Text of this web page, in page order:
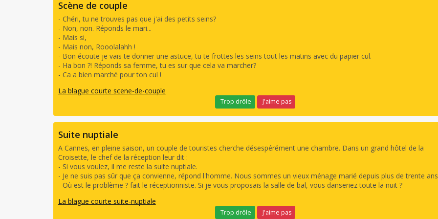
Scène de couple
- Chéri, tu ne trouves pas que j'ai des petits seins?
- Non, non. Réponds le mari...
- Mais si,
- Mais non, Rooolalahh !
- Bon écoute je vais te donner une astuce, tu te frottes les seins tout les matins avec du papier cul.
- Ha bon ?! Réponds sa femme, tu es sur que cela va marcher?
- Ca a bien marché pour ton cul !
La blague courte scene-de-couple
Trop drôle J'aime pas
Suite nuptiale
A Cannes, en pleine saison, un couple de touristes cherche désespérément une chambre. Dans un grand hôtel de la
Croisette, le chef de la réception leur dit :
- Si vous voulez, il me reste la suite nuptiale.
- Je ne suis pas sûr que ça convienne, répond l'homme. Nous sommes un vieux ménage marié depuis plus de trente
- Où est le problème ? fait le réceptionniste. Si je vous proposais la salle de bal, vous danseriez toute la nuit ?
La blague courte suite-nuptiale
Trop drôle J'aime pas